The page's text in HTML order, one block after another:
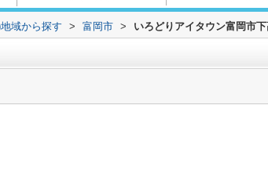
域から探す > 富岡市 > いろどりアイタウン富岡市